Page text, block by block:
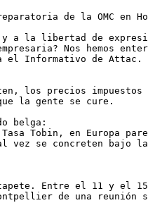
de la OMC en
y a la libertad de
Nos hemos
el Informativo de Attac.
los precios
la gente se cure.
belga:
Tobin, en Europa
vez se concreten bajo
tapete. Entre el 11 y el
de una reunión